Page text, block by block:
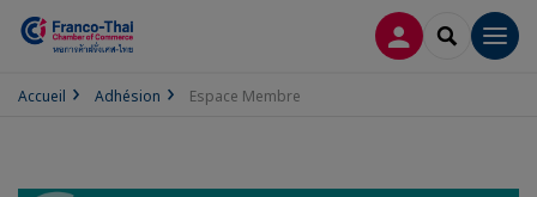
CONNEXION
Accueil Adhésion Espace Membre